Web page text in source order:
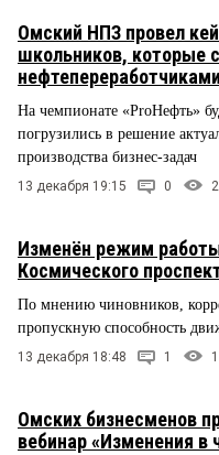
Омский НПЗ провел
школьников, которые
нефтепереработчиками
На чемпионате «ProНефть»
погрузились в решение
производства бизнес-задач
13 декабря 19:15 0
Изменён режим
Космического
По мнению чиновников,
пропускную способность
13 декабря 18:48 1
Омских бизнесменов
вебинар «Изменения в